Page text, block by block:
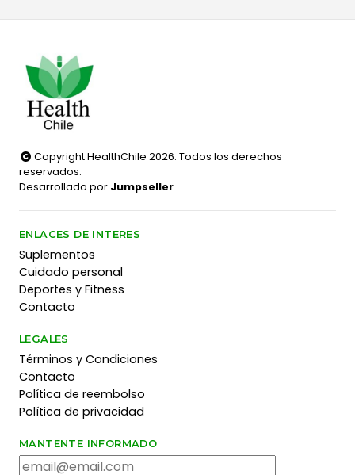
Copyright HealthChile 2026. Todos los derechos
reservados.
Desarrollado por Jumpseller.
ENLACES DE INTERES
Suplementos
Cuidado personal
Deportes y Fitness
Contacto
LEGALES
Términos y Condiciones
Contacto
Política de reembolso
Política de privacidad
MANTENTE INFORMADO